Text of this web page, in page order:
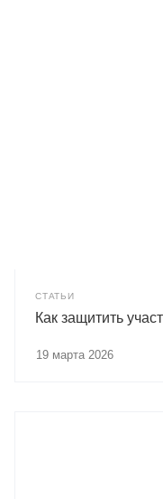
СТАТЬИ
Как защитить
19 марта 2026